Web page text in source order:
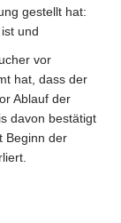
gestellt hat:
und
vor
hat, dass der
Ablauf der
davon bestätigt
Beginn der